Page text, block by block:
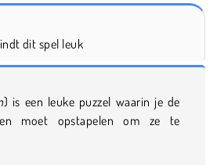
dit spel leuk
) is een leuke puzzel waarin je de
moet opstapelen om ze te